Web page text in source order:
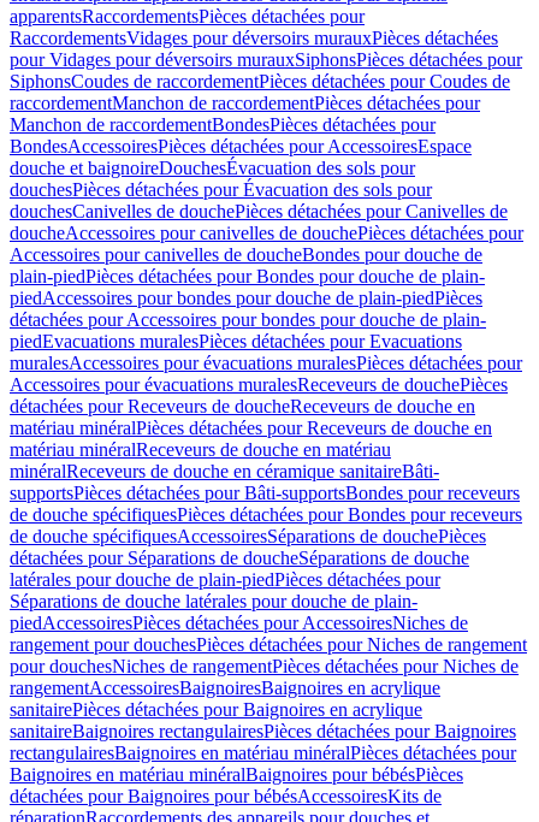
apparentsRaccordementsPièces détachées pour
RaccordementsVidages pour déversoirs murauxPièces détachées
pour Vidages pour déversoirs murauxSiphonsPièces détachées pour
SiphonsCoudes de raccordementPièces détachées pour Coudes de
raccordementManchon de raccordementPièces détachées pour
Manchon de raccordementBondesPièces détachées pour
BondesAccessoiresPièces détachées pour AccessoiresEspace
douche et baignoireDouchesÉvacuation des sols pour
douchesPièces détachées pour Évacuation des sols pour
douchesCanivelles de douchePièces détachées pour Canivelles de
doucheAccessoires pour canivelles de douchePièces détachées pour
Accessoires pour canivelles de doucheBondes pour douche de
plain-piedPièces détachées pour Bondes pour douche de plain-
piedAccessoires pour bondes pour douche de plain-piedPièces
détachées pour Accessoires pour bondes pour douche de plain-
piedEvacuations muralesPièces détachées pour Evacuations
muralesAccessoires pour évacuations muralesPièces détachées pour
Accessoires pour évacuations muralesReceveurs de douchePièces
détachées pour Receveurs de doucheReceveurs de douche en
matériau minéralPièces détachées pour Receveurs de douche en
matériau minéralReceveurs de douche en matériau
minéralReceveurs de douche en céramique sanitaireBâti-
supportsPièces détachées pour Bâti-supportsBondes pour receveurs
de douche spécifiquesPièces détachées pour Bondes pour receveurs
de douche spécifiquesAccessoiresSéparations de douchePièces
détachées pour Séparations de doucheSéparations de douche
latérales pour douche de plain-piedPièces détachées pour
Séparations de douche latérales pour douche de plain-
piedAccessoiresPièces détachées pour AccessoiresNiches de
rangement pour douchesPièces détachées pour Niches de rangement
pour douchesNiches de rangementPièces détachées pour Niches de
rangementAccessoiresBaignoiresBaignoires en acrylique
sanitairePièces détachées pour Baignoires en acrylique
sanitaireBaignoires rectangulairesPièces détachées pour Baignoires
rectangulairesBaignoires en matériau minéralPièces détachées pour
Baignoires en matériau minéralBaignoires pour bébésPièces
détachées pour Baignoires pour bébésAccessoiresKits de
réparationRaccordements des appareils pour douches et